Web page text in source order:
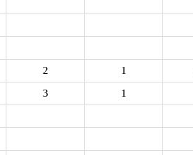
2 1
3 1